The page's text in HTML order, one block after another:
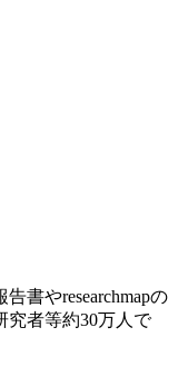
書やresearchmapの
究者等約30万人で